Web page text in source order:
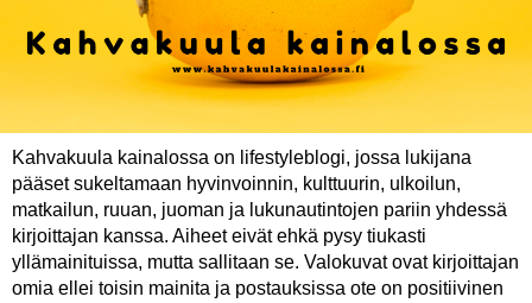
Kahvakuula kainalossa on lifestyleblogi, jossa lukijana
pääset sukeltamaan hyvinvoinnin, kulttuurin, ulkoilun,
matkailun, ruuan, juoman ja lukunautintojen pariin yhdessä
kirjoittajan kanssa. Aiheet eivät ehkä pysy tiukasti
yllämainituissa, mutta sallitaan se. Valokuvat ovat kirjoittajan
omia ellei toisin mainita ja postauksissa ote on positiivinen